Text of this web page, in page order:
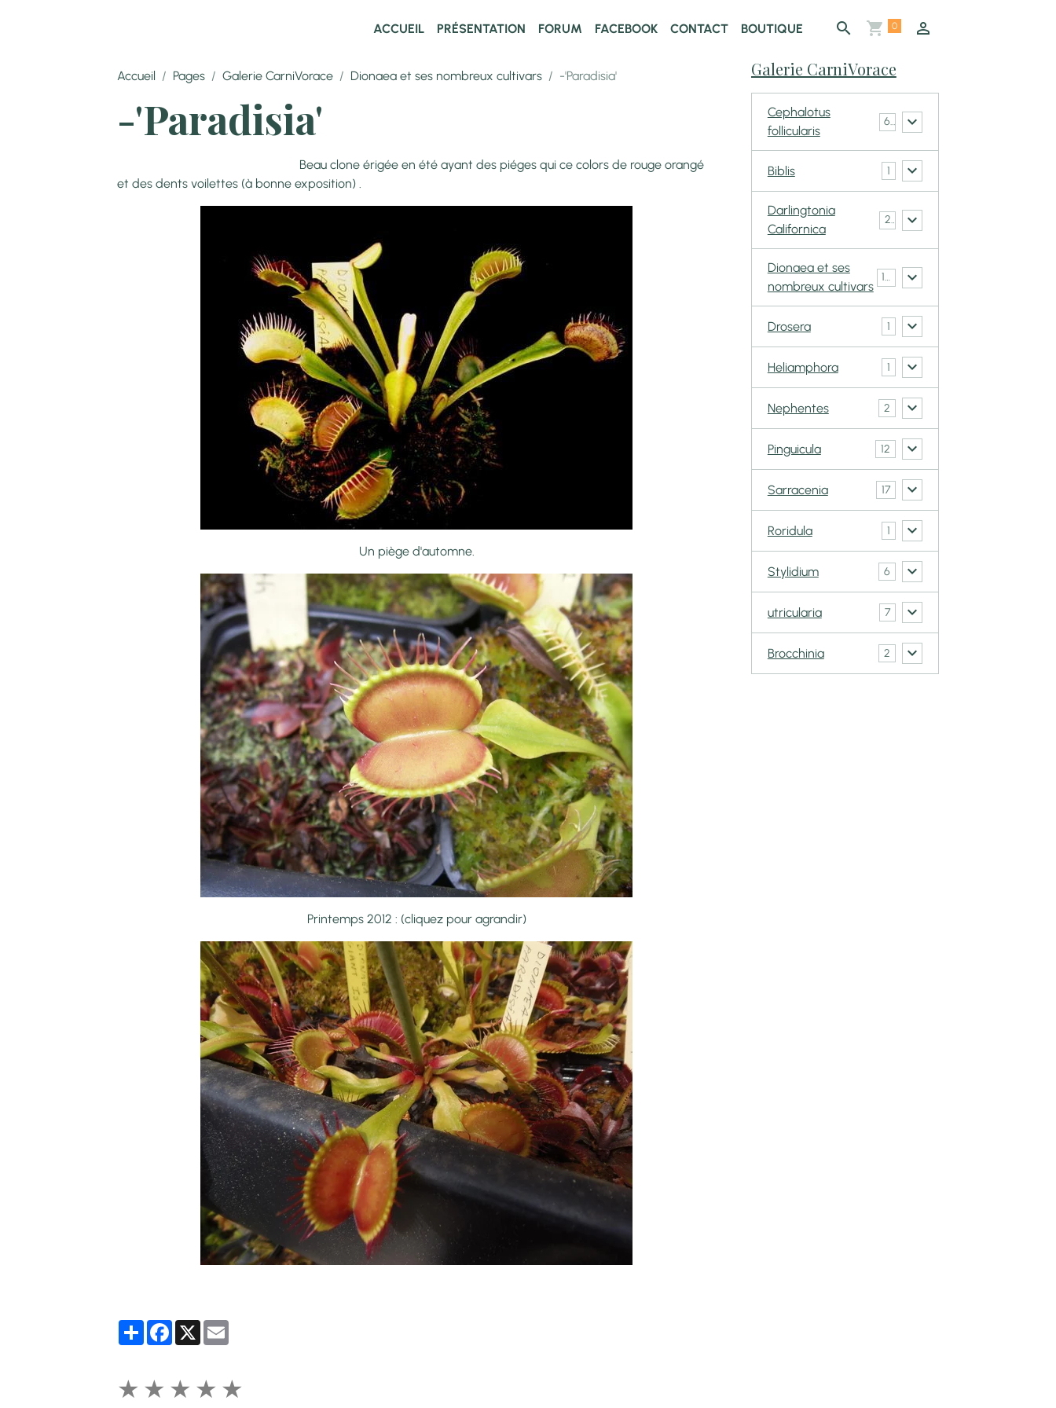
ACCUEIL PRÉSENTATION FORUM FACEBOOK CONTACT BOUTIQUE 0
Accueil Pages Galerie CarniVorace Dionaea et ses nombreux cultivars -'Paradisia'
-'Paradisia'
Beau clone érigée en été ayant des piéges qui ce colors de rouge orangé
et des dents voilettes (à bonne exposition) .
Un piège d'automne.
Printemps 2012 : (cliquez pour agrandir)
PartagerFacebook
X
★ ★ ★ ★ ★
Galerie CarniVorace
Cephalotus
follicularis
6
Biblis 1
Darlingtonia
Californica
2
Dionaea et ses
nombreux cultivars
148
Drosera 1
Heliamphora 1
Nephentes 2
Pinguicula 12
Sarracenia 17
Roridula 1
Stylidium 6
utricularia 7
Brocchinia 2